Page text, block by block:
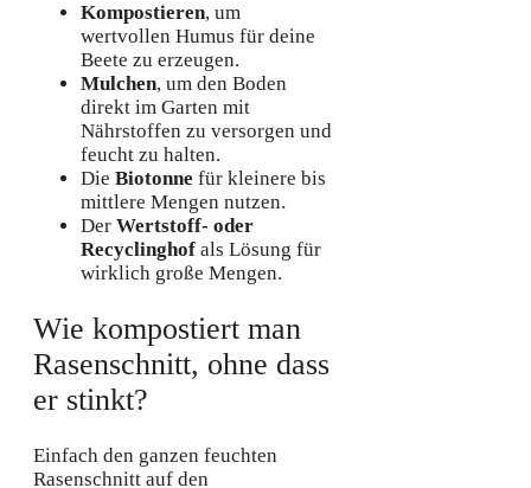
Kompostieren, um
wertvollen Humus für deine
Beete zu erzeugen.
Mulchen, um den Boden
direkt im Garten mit
Nährstoffen zu versorgen und
feucht zu halten.
Die Biotonne für kleinere bis
mittlere Mengen nutzen.
Der Wertstoff- oder
Recyclinghof als Lösung für
wirklich große Mengen.
Wie kompostiert man
Rasenschnitt, ohne dass
er stinkt?
Einfach den ganzen feuchten
Rasenschnitt auf den